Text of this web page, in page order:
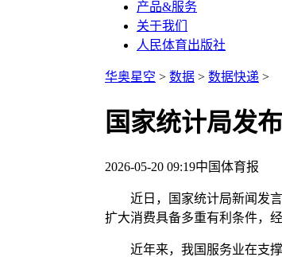
产品&服务
关于我们
人民体育出版社
华奥星空 > 数据 > 数据快递 >
国家统计局发
2026-05-20 09:19中国体育报
近日，国家统计局新闻发言
扩大消费具备多重有利条件，
近年来，我国服务业在支撑